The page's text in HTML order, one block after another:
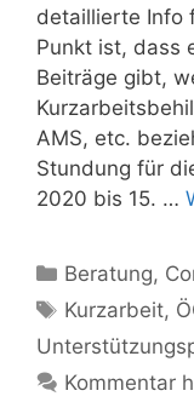
detaillierte Info
Punkt ist, dass
Beiträge gibt,
AMS, etc.
Stundung für
2020 bis 15. …
Kategorien
Beratung,
Schlagwörter
Kurzarbeit,
Kommentar